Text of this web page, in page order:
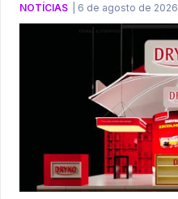
NOTÍCIAS 6 de agosto de 2026